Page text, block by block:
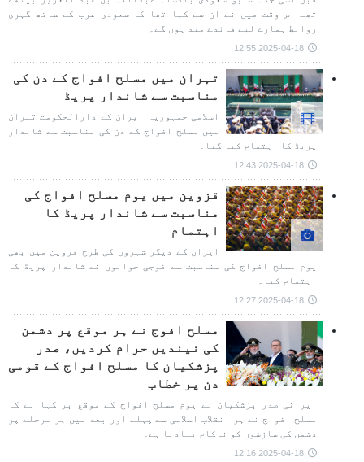
تھے اس وقت میں نے ان سے کہا تھا کہ سعودی عرب کے ساتھ گہری
روابط ہمارے لیے فائدے مند ہوں گے۔
2025-04-18 12:55
تہران میں مسلح افواج کے دن کی
مناسبت سے شاندار پریڈ
اسلامی جمہوریہ ایران کے دارالحکومت تہران
میں مسلح افواج کے دن کی مناسبت سے شاندار
پریڈ کا اہتمام کیا گیا۔
2025-04-18 12:43
قزوین میں یوم مسلح افواج کی
مناسبت سے شاندار پریڈ کا
اہتمام
ایران کے دیگر شہروں کی طرح قزوین میں بھی
یوم مسلح افواج کی مناسبت سے فوجی جوانوں نے شاندار پریڈ کا
اہتمام کیا۔
2025-04-18 12:27
مسلح افوج نے ہر موقع پر دشمن
کی نیندیں حرام کردیں، صدر
پزشکیان کا مسلح افواج کے قومی
دن پر خطاب
ایرانی صدر پزشکیان نے یوم مسلح افواج کے موقع پر کہا ہے کہ
مسلح افواج نے ہر انقلاب اسلامی سے پہلے اور بعد میں ہر مرحلے پر
دشمن کی سازشوں کو ناکام بنادیا ہے۔
2025-04-18 12:16